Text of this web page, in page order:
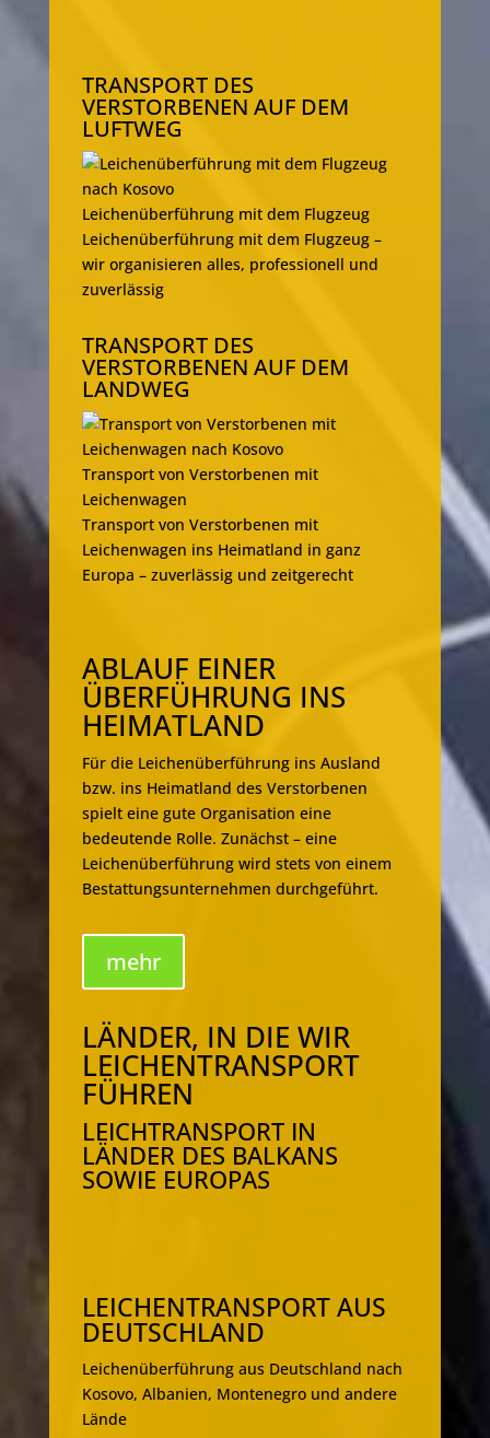
TRANSPORT DES
VERSTORBENEN AUF DEM
LUFTWEG
Leichenüberführung mit dem Flugzeug
Leichenüberführung mit dem Flugzeug –
wir organisieren alles, professionell und
zuverlässig
TRANSPORT DES
VERSTORBENEN AUF DEM
LANDWEG
Transport von Verstorbenen mit
Leichenwagen
Transport von Verstorbenen mit
Leichenwagen ins Heimatland in ganz
Europa – zuverlässig und zeitgerecht
ABLAUF EINER
ÜBERFÜHRUNG INS
HEIMATLAND
Für die Leichenüberführung ins Ausland
bzw. ins Heimatland des Verstorbenen
spielt eine gute Organisation eine
bedeutende Rolle. Zunächst – eine
Leichenüberführung wird stets von einem
Bestattungsunternehmen durchgeführt.
mehr
LÄNDER, IN DIE WIR
LEICHENTRANSPORT
FÜHREN
LEICHTRANSPORT IN
LÄNDER DES BALKANS
SOWIE EUROPAS
LEICHENTRANSPORT AUS
DEUTSCHLAND
Leichenüberführung aus Deutschland nach
Kosovo, Albanien, Montenegro und andere
Lände